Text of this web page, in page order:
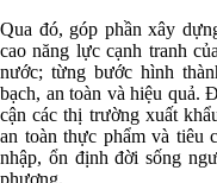
Qua đó, góp phần xây
cao năng lực cạnh tranh
nước; từng bước hình
bạch, an toàn và hiệu quả.
cận các thị trường xuất
an toàn thực phẩm và tiêu
nhập, ổn định đời sống
phương.